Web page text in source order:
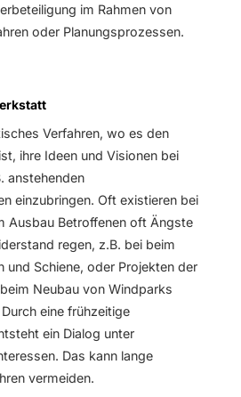
im Rahmen von
oder Planungsprozessen.
Verfahren, wo es den
ihre Ideen und Visionen bei
anstehenden
einzubringen. Oft existieren bei
Ausbau Betroffenen oft Ängste
regen, z.B. bei beim
und Schiene, oder Projekten der
Neubau von Windparks
eine frühzeitige
ein Dialog unter
Das kann lange
vermeiden.